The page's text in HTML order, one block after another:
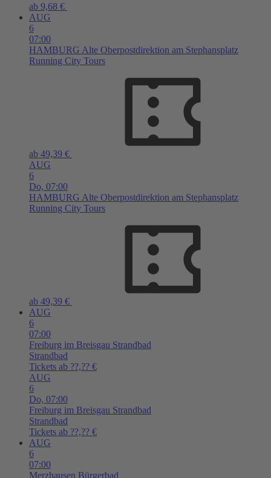
ab 9,68 €
AUG
6
07:00
HAMBURG Alte Oberpostdirektion am Stephansplatz
Running City Tours
ab 49,39 €
AUG
6
Do, 07:00
HAMBURG Alte Oberpostdirektion am Stephansplatz
Running City Tours
ab 49,39 €
AUG
6
07:00
Freiburg im Breisgau Strandbad
Strandbad
Tickets ab ??,?? €
AUG
6
Do, 07:00
Freiburg im Breisgau Strandbad
Strandbad
Tickets ab ??,?? €
AUG
6
07:00
Merzhausen Bürgerbad